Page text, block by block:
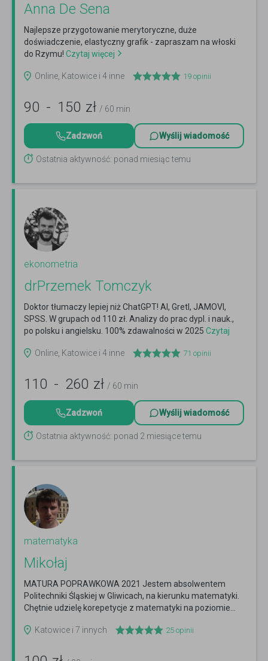
Anna De Sena
Najlepsze przygotowanie merytoryczne, duże
doświadczenie, elastyczny grafik - zapraszam na włoski
do Rzymu! Czytaj więcej
Online, Katowice i 4 inne 19 opinii
90 - 150 zł / 60 min
Zadzwoń Wyślij wiadomość
Ostatnia aktywność: ponad miesiąc temu
ekonometria
drPrzemek Tomczyk
Doktor tłumaczy lepiej niż ChatGPT! AI, Gretl, JAMOVI,
SPSS. W grupach od 110 zł. Analizy do prac dypl. i nauk.,
po polsku i angielsku. 100% zdawalności w 2025 Czytaj
Online, Katowice i 4 inne
71 opinii
110 - 260 zł / 60 min
Zadzwoń Wyślij wiadomość
Ostatnia aktywność: ponad 2 miesiące temu
matematyka
Mikołaj
MATURA POPRAWKOWA 2021 Jestem absolwentem
Politechniki Śląskiej w Gliwicach, na kierunku matematyki.
Chętnie udzielę korepetycje z matematyki na poziomie...
Katowice i 7 innych
25 opinii